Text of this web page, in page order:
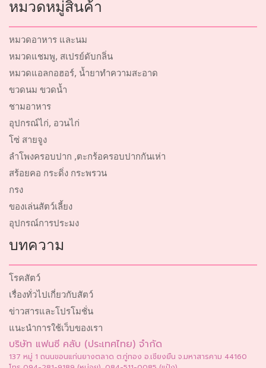
หมวดหมู่สินค้า
หมวดอาหาร และนม
หมวดแชมพู, สเปรย์ดับกลิ่น
หมวดแอลกอฮอร์, น้ำยาทำความสะอาด
ขวดนม ขวดน้ำ
ชามอาหาร
อุปกรณ์ไก่, อวนไก่
โซ่ สายจูง
ลำโพงครอบปาก ,ตะกร้อครอบปากกันเห่า
สร้อยคอ กระดิ่ง กระพรวน
กรง
ของเล่นสัตว์เลี้ยง
อุปกรณ์การประมง
บทความ
โรคสัตว์
เรื่องทั่วไปเกี่ยวกับสัตว์
ข่าวสารและโปรโมชั่น
แนะนำการใช้เว็บของเรา
บริษัท แฟนซี คลับ (ประเทศไทย) จำกัด
137 หมู่ 1 ถนนขอนแก่นยางตลาด ต.กู่ทอง อ.เชียงยืน จ.มหาสารคาม 44160